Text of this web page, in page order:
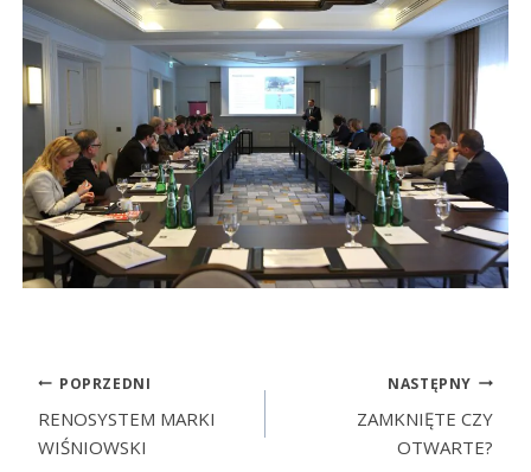
POPRZEDNI
RENOSYSTEM MARKI
WIŚNIOWSKI
NASTĘPNY
ZAMKNIĘTE CZY
OTWARTE?